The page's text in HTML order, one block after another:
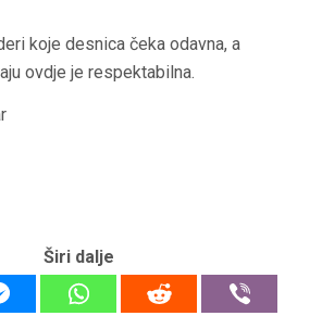
koje desnica čeka odavna, a
ovdje je respektabilna.
Širi dalje